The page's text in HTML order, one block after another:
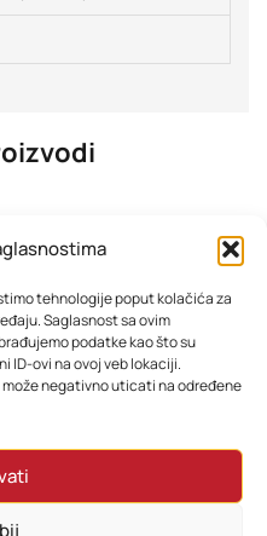
tehnologije poput kolačića za
Saglasnost sa ovim
podatke kao što su
ID-ovi na ovoj veb lokaciji.
negativno uticati na određene